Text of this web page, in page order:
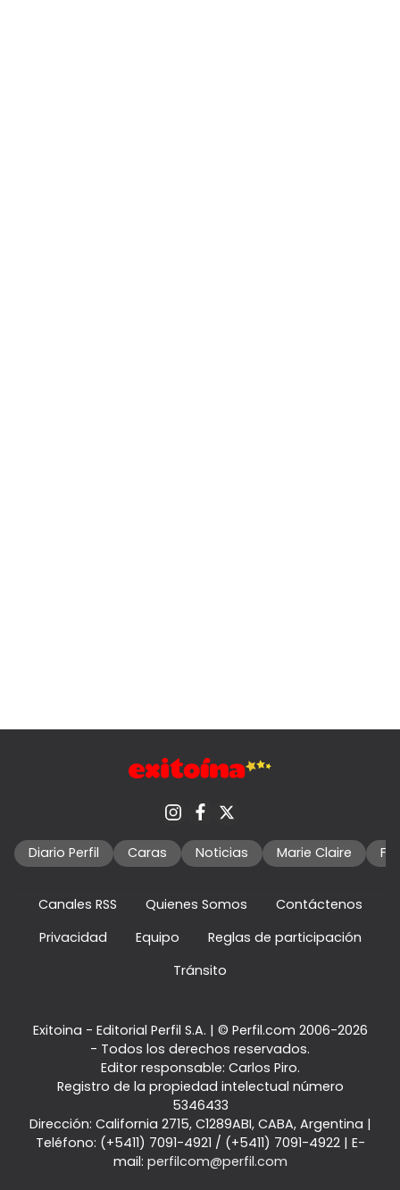
Diario Perfil Caras Noticias Marie Claire
Canales RSS Quienes Somos
Contáctenos
Privacidad
Equipo
Reglas de participación
Tránsito
Exitoina - Editorial Perfil S.A. | © Perfil.com 2006-2026
- Todos los derechos reservados.
Editor responsable: Carlos Piro.
Registro de la propiedad intelectual número
5346433
Dirección: California 2715, C1289ABI, CABA, Argentina |
Teléfono: (+5411) 7091-4921 / (+5411) 7091-4922| E-
mail: perfilcom@perfil.com